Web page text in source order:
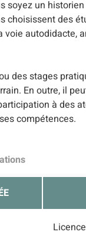
un
des
autodidacte,
des stages
En outre, il
à des
compétences.
Licence